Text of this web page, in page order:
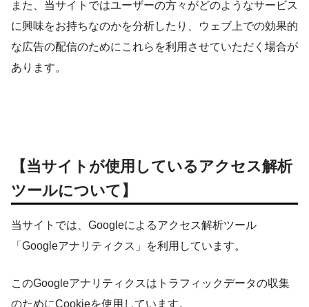
また、当サイトではユーザーの方々がどのようなサービス
に興味をお持ちなのかを分析したり、ウェブ上での効果的
な広告の配信のためにこれらを利用させていただく場合が
あります。
【当サイトが使用しているアクセス解析
ツールについて】
当サイトでは、Googleによるアクセス解析ツール
「Googleアナリティクス」を利用しています。
このGoogleアナリティクスはトラフィックデータの収集
のためにCookieを使用しています。